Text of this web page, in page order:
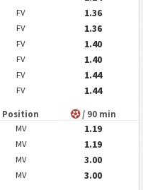
FV
1.36
FV
1.36
FV
1.40
FV
1.40
FV
1.44
FV 1.44
Position / 90 min
MV
1.19
MV
1.19
MV
3.00
MV 3.00